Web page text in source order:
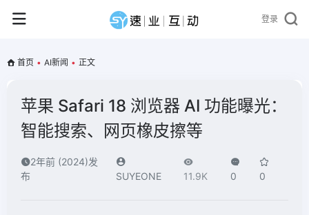
登录
首页 • AI新闻 • 正文
苹果 Safari 18 浏览器 AI 功能曝光：
智能搜索、网页橡皮擦等
2年前 (2024)发
布
SUYEONE 11.9K 0 0